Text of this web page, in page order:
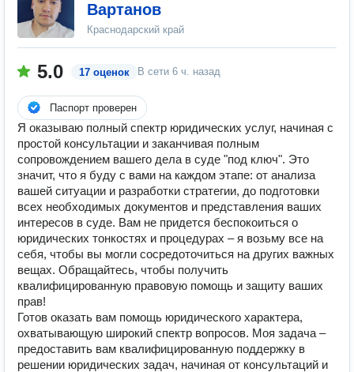
Вартанов
Краснодарский край
5.0 17 оценок В сети 6 ч. назад
Паспорт проверен
Я оказываю полный спектр юридических услуг, начиная с
простой консультации и заканчивая полным
сопровождением вашего дела в суде "под ключ". Это
значит, что я буду с вами на каждом этапе: от анализа
вашей ситуации и разработки стратегии, до подготовки
всех необходимых документов и представления ваших
интересов в суде. Вам не придется беспокоиться о
юридических тонкостях и процедурах – я возьму все на
себя, чтобы вы могли сосредоточиться на других важных
вещах. Обращайтесь, чтобы получить
квалифицированную правовую помощь и защиту ваших
прав!
Готов оказать вам помощь юридического характера,
охватывающую широкий спектр вопросов. Моя задача –
предоставить вам квалифицированную поддержку в
решении юридических задач, начиная от консультаций и